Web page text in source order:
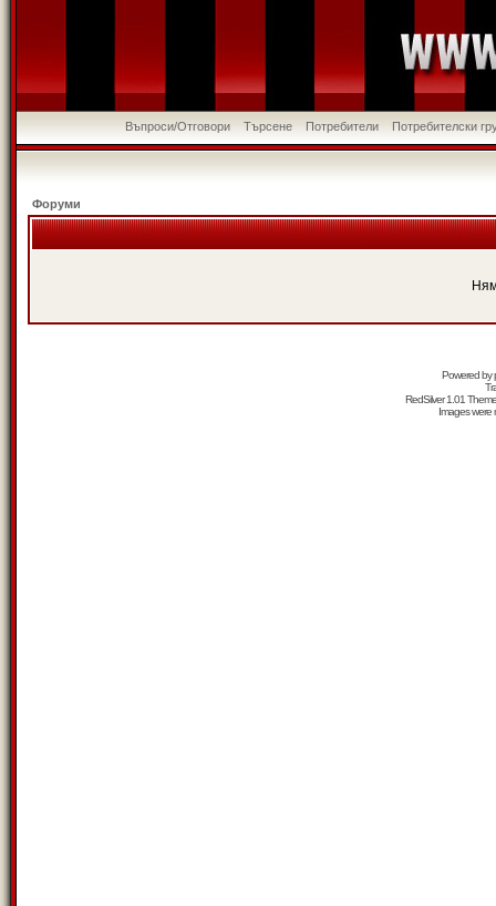
Въпроси/Отговори Търсене Потребители Потребителски
Форуми
Powered by
RedSilver 1.01
Images were